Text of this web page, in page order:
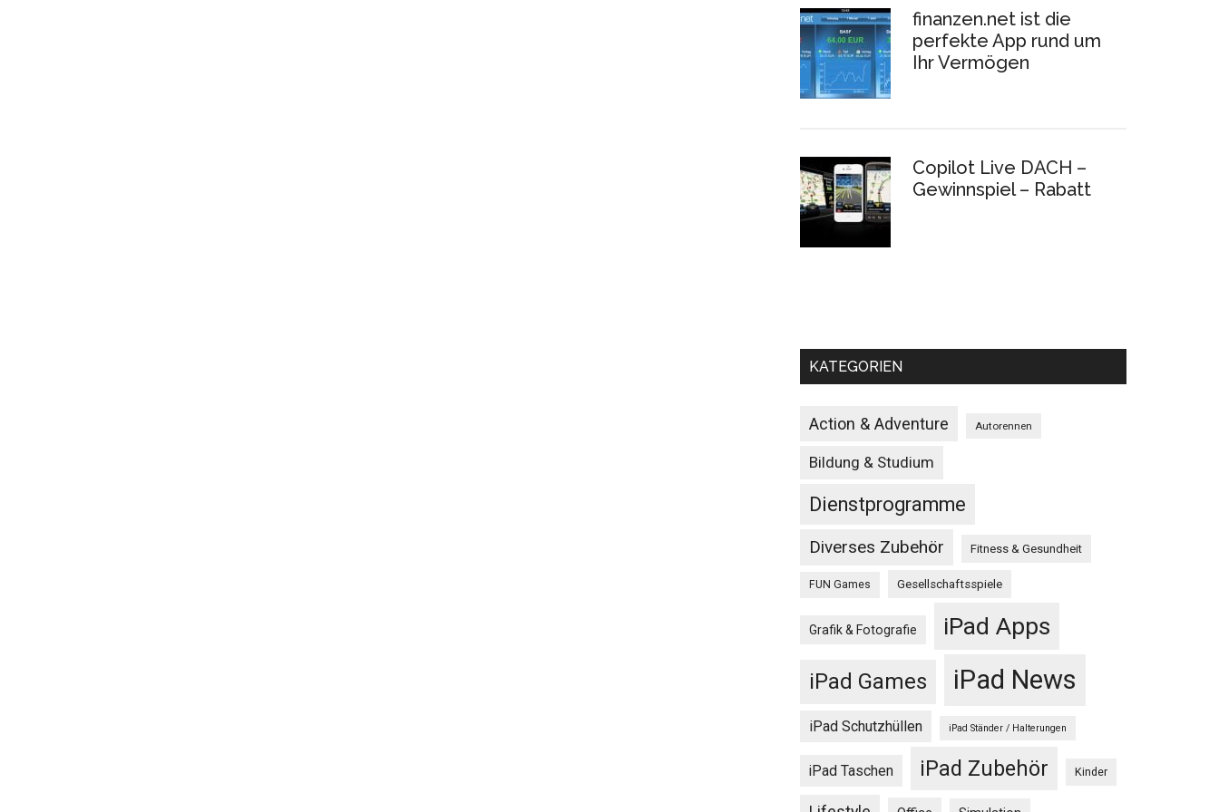
finanzen.net ist die
perfekte App rund um
Ihr Vermögen
Copilot Live DACH –
Gewinnspiel – Rabatt
KATEGORIEN
Action & Adventure Autorennen
Bildung & Studium
Dienstprogramme
Diverses Zubehör Fitness & Gesundheit
FUN Games Gesellschaftsspiele
Grafik & Fotografie iPad Apps
iPad Games iPad News
iPad Schutzhüllen iPad Ständer / Halterungen
iPad Taschen iPad Zubehör Kinder